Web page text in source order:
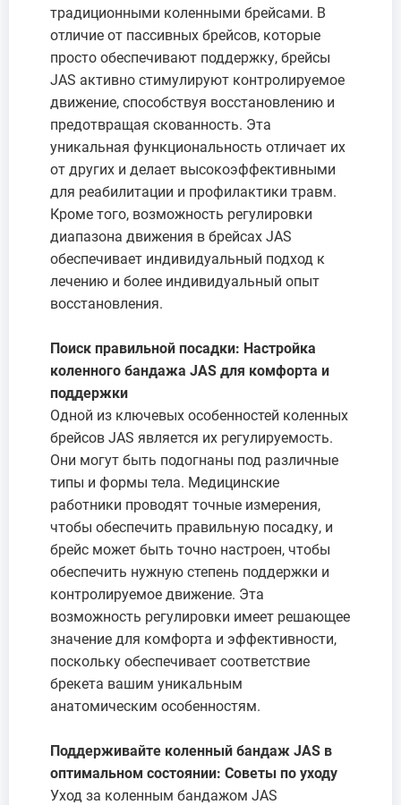
традиционными коленными брейсами. В
отличие от пассивных брейсов, которые
просто обеспечивают поддержку, брейсы
JAS активно стимулируют контролируемое
движение, способствуя восстановлению и
предотвращая скованность. Эта
уникальная функциональность отличает их
от других и делает высокоэффективными
для реабилитации и профилактики травм.
Кроме того, возможность регулировки
диапазона движения в брейсах JAS
обеспечивает индивидуальный подход к
лечению и более индивидуальный опыт
восстановления.
Поиск правильной посадки: Настройка
коленного бандажа JAS для комфорта и
поддержки
Одной из ключевых особенностей коленных
брейсов JAS является их регулируемость.
Они могут быть подогнаны под различные
типы и формы тела. Медицинские
работники проводят точные измерения,
чтобы обеспечить правильную посадку, и
брейс может быть точно настроен, чтобы
обеспечить нужную степень поддержки и
контролируемое движение. Эта
возможность регулировки имеет решающее
значение для комфорта и эффективности,
поскольку обеспечивает соответствие
брекета вашим уникальным
анатомическим особенностям.
Поддерживайте коленный бандаж JAS в
оптимальном состоянии: Советы по уходу
Уход за коленным бандажом JAS